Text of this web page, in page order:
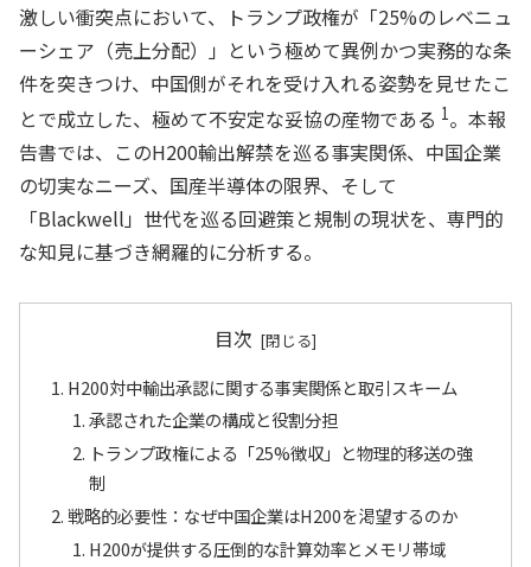
激しい衝突点において、トランプ政権が「25%のレベニュ
ーシェア（売上分配）」という極めて異例かつ実務的な条
件を突きつけ、中国側がそれを受け入れる姿勢を見せたこ
とで成立した、極めて不安定な妥協の産物である 1。本報
告書では、このH200輸出解禁を巡る事実関係、中国企業
の切実なニーズ、国産半導体の限界、そして
「Blackwell」世代を巡る回避策と規制の現状を、専門的
な知見に基づき網羅的に分析する。
目次
H200対中輸出承認に関する事実関係と取引スキーム
承認された企業の構成と役割分担
トランプ政権による「25%徴収」と物理的移送の強
制
戦略的必要性：なぜ中国企業はH200を渇望するのか
H200が提供する圧倒的な計算効率とメモリ帯域